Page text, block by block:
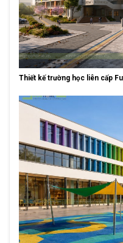
Thiết kế trường học liên cấp